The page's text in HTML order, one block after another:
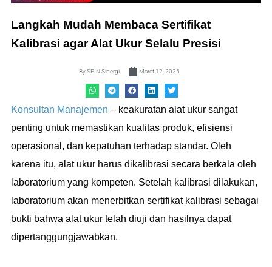
Langkah Mudah Membaca Sertifikat
Kalibrasi agar Alat Ukur Selalu Presisi
BySPIN Sinergi Maret 12, 2025
Konsultan Manajemen – keakuratan alat ukur sangat
penting untuk memastikan kualitas produk, efisiensi
operasional, dan kepatuhan terhadap standar. Oleh
karena itu, alat ukur harus dikalibrasi secara berkala oleh
laboratorium yang kompeten. Setelah kalibrasi dilakukan,
laboratorium akan menerbitkan sertifikat kalibrasi sebagai
bukti bahwa alat ukur telah diuji dan hasilnya dapat
dipertanggungjawabkan.